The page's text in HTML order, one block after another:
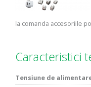
la comanda accesoriile
Caracteristici
Tensiune de